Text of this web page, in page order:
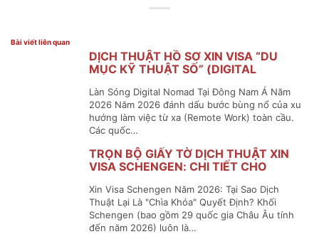
Bài viết liên quan
DỊCH THUẬT HỒ SƠ XIN VISA “DU
MỤC KỸ THUẬT SỐ” (DIGITAL
Làn Sóng Digital Nomad Tại Đông Nam Á Năm
2026 Năm 2026 đánh dấu bước bùng nổ của xu
hướng làm việc từ xa (Remote Work) toàn cầu.
Các quốc…
TRỌN BỘ GIẤY TỜ DỊCH THUẬT XIN
VISA SCHENGEN: CHI TIẾT CHO
Xin Visa Schengen Năm 2026: Tại Sao Dịch
Thuật Lại Là "Chìa Khóa" Quyết Định? Khối
Schengen (bao gồm 29 quốc gia Châu Âu tính
đến năm 2026) luôn là…